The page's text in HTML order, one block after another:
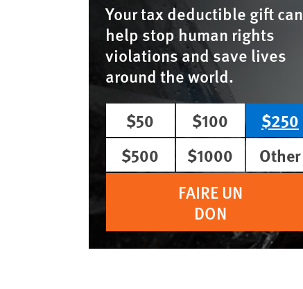
Your tax deductible gift can
help stop human rights
violations and save lives
around the world.
$50
$100
$250
$500
$1000
Other
FAIRE UN
DON